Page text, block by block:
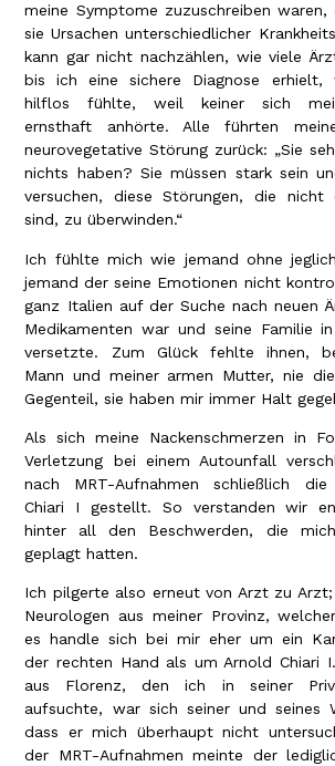
meine Symptome zuzuschreiben
sie Ursachen unterschiedlicher
kann gar nicht nachzählen, wie viele
bis ich eine sichere Diagnose
hilflos fühlte, weil keiner sich
ernsthaft anhörte. Alle führten
neurovegetative Störung zurück: „Sie
nichts haben? Sie müssen stark sein
versuchen, diese Störungen, die nicht
sind, zu überwinden.“
Ich fühlte mich wie jemand ohne
jemand der seine Emotionen nicht
ganz Italien auf der Suche nach neuen
Medikamenten war und seine Familie
versetzte. Zum Glück fehlte ihnen,
Mann und meiner armen Mutter, nie
Gegenteil, sie haben mir immer Halt
Als sich meine Nackenschmerzen in
Verletzung bei einem Autounfall
nach MRT-Aufnahmen schließlich die
Chiari I gestellt. So verstanden wir
hinter all den Beschwerden, die
geplagt hatten.
Ich pilgerte also erneut von Arzt zu
Neurologen aus meiner Provinz,
es handle sich bei mir eher um ein
der rechten Hand als um Arnold Chiari
aus Florenz, den ich in seiner
aufsuchte, war sich seiner und seines
dass er mich überhaupt nicht
der MRT-Aufnahmen meinte der